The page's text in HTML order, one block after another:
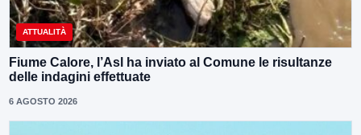
ATTUALITÀ
Fiume Calore, l’Asl ha inviato al Comune le risultanze
delle indagini effettuate
6 AGOSTO 2026